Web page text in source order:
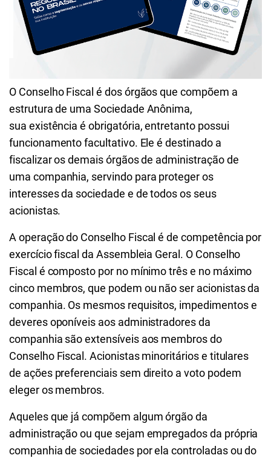
O Conselho Fiscal é dos órgãos que compõem a
estrutura de uma Sociedade Anônima,
sua existência é obrigatória, entretanto possui
funcionamento facultativo. Ele é destinado a
fiscalizar os demais órgãos de administração de
uma companhia, servindo para proteger os
interesses da sociedade e de todos os seus
acionistas.
A operação do Conselho Fiscal é de competência por
exercício fiscal da Assembleia Geral. O Conselho
Fiscal é composto por no mínimo três e no máximo
cinco membros, que podem ou não ser acionistas da
companhia. Os mesmos requisitos, impedimentos e
deveres oponíveis aos administradores da
companhia são extensíveis aos membros do
Conselho Fiscal. Acionistas minoritários e titulares
de ações preferenciais sem direito a voto podem
eleger os membros.
Aqueles que já compõem algum órgão da
administração ou que sejam empregados da própria
companhia de sociedades por ela controladas ou do